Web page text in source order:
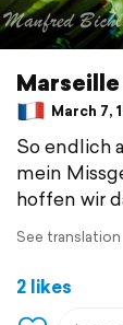
March 7,
So endlich
mein
hoffen wir
See translation
2 likes